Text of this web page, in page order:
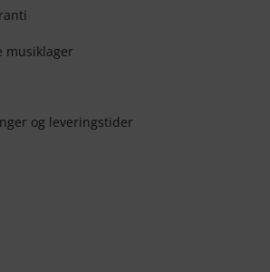
musiklager
og leveringstider